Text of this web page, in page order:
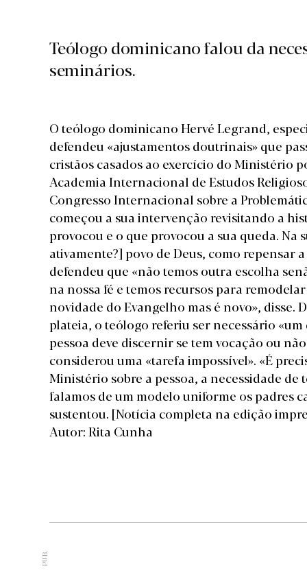
Teólogo dominicano falou da
seminários.
O teólogo dominicano Hervé Legrand,
defendeu «ajustamentos doutrinais» que
cristãos casados ao exercício do Ministério
Academia Internacional de Estudos
Congresso Internacional sobre a
começou a sua intervenção revisitando a
provocou e o que provocou a sua queda.
ativamente?] povo de Deus, como repensar
defendeu que «não temos outra escolha
na nossa fé e temos recursos para
novidade do Evangelho mas é novo»,
plateia, o teólogo referiu ser necessário
pessoa deve discernir se tem vocação ou
considerou uma «tarefa impossível». «É
Ministério sobre a pessoa, a necessidade
falamos de um modelo uniforme os padres
sustentou. [Notícia completa na edição
Autor: Rita Cunha
PUB.